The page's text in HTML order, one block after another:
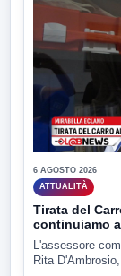
6 AGOSTO 2026
ATTUALITÀ
Tirata del
continuiamo
L'assessore
Rita